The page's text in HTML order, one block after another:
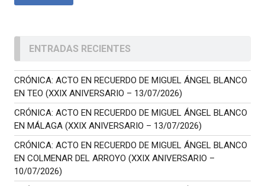
ENTRADAS RECIENTES
CRÓNICA: ACTO EN RECUERDO DE MIGUEL ÁNGEL BLANCO
EN TEO (XXIX ANIVERSARIO – 13/07/2026)
CRÓNICA: ACTO EN RECUERDO DE MIGUEL ÁNGEL BLANCO
EN MÁLAGA (XXIX ANIVERSARIO – 13/07/2026)
CRÓNICA: ACTO EN RECUERDO DE MIGUEL ÁNGEL BLANCO
EN COLMENAR DEL ARROYO (XXIX ANIVERSARIO –
10/07/2026)